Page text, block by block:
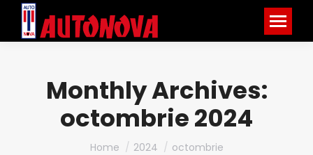
Monthly Archives:
octombrie 2024
You are here:
Home 2024 octombrie